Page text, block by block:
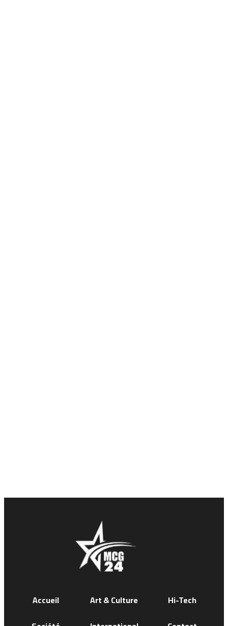
Accueil
Art & Culture
Hi-Tech